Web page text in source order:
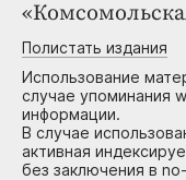
Полистать издания
Использование
случае упоминания
информации.
В случае
активная
без заключения в